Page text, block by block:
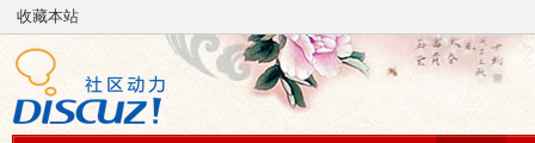
收藏本站